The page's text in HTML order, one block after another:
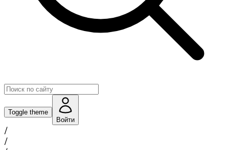
Toggle theme
Войти
/
/